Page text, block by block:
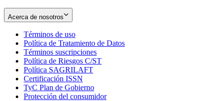
Acerca de nosotros
Términos de uso
in
new
window
Política de Tratamiento de Datos
Términos suscripciones
in
Política de Riesgos C/ST
Política SAGRILAFT
new
window
Certificación ISSN
in
new
TyC Plan de Gobierno
in
Protección del consumidorOpens